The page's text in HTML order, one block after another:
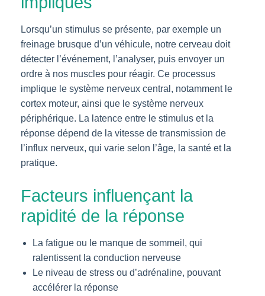
Lorsqu’un stimulus se présente, par exemple un
freinage brusque d’un véhicule, notre cerveau doit
détecter l’événement, l’analyser, puis envoyer un
ordre à nos muscles pour réagir. Ce processus
implique le système nerveux central, notamment le
cortex moteur, ainsi que le système nerveux
périphérique. La latence entre le stimulus et la
réponse dépend de la vitesse de transmission de
l’influx nerveux, qui varie selon l’âge, la santé et la
pratique.
Facteurs influençant la
rapidité de la réponse
La fatigue ou le manque de sommeil, qui
ralentissent la conduction nerveuse
Le niveau de stress ou d’adrénaline, pouvant
accélérer la réponse